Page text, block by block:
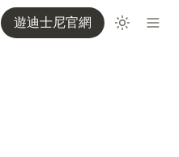
遊迪士尼官網